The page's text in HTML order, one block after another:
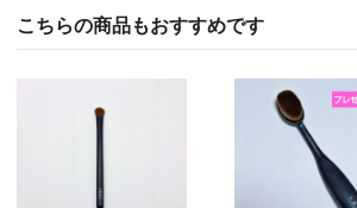
こちらの商品もおすすめです